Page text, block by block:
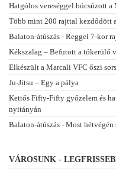
Hatgólos vereséggel búcsúzott
Több mint 200 rajttal kezdődött
Balaton-átúszás - Reggel 7-kor
Kékszalag – Befutott a tókerülő
Elkészült a Marcali VFC őszi
Ju-Jitsu – Egy a pálya
Kettős Fifty-Fifty győzelem és
nyitányán
Balaton-átúszás - Most
VÁROSUNK -